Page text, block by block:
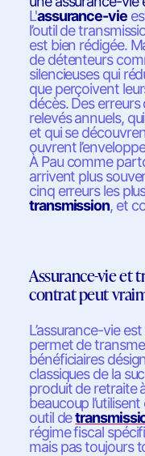
L'assurance-vie
l’outil de
est bien rédigée.
de détenteurs
silencieuses qui
que perçoivent
décès. Des
relevés annuels,
et qui se
ouvrent
À Pau comme
arrivent plus
cinq erreurs les
transmission, et
Assurance-vie et
contrat peut
L’assurance-vie
permet de
bénéficiaires
classiques de la
produit de retraite
beaucoup
outil de
régime fiscal
mais pas toujours